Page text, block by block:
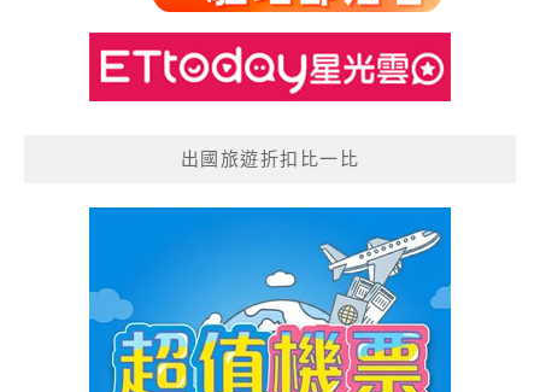
出國旅遊折扣比一比